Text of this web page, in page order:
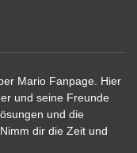
Mario Fanpage. Hier
und seine Freunde
und die
dir die Zeit und